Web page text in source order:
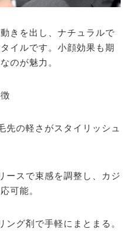
きを出し、ナチュラルで
イルです。小顔効果も期
のが魅力。
の軽さがスタイリッシュ
ースで束感を調整し、カジ
可能。
グ剤で手軽にまとまる。